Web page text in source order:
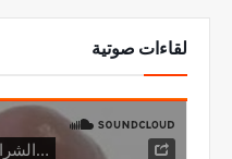
لقاءات صوتية